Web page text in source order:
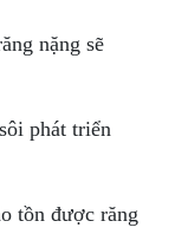
nặng sẽ
phát triển
tồn được răng